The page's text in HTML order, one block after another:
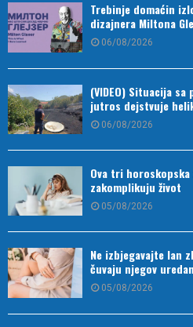
Trebinje domaćin
dizajnera Miltona
06/08/2026
(VIDEO) Situacija
jutros dejstvuje
06/08/2026
Ova tri horoskopska
zakomplikuju život
05/08/2026
Ne izbjegavajte lan
čuvaju njegov
05/08/2026